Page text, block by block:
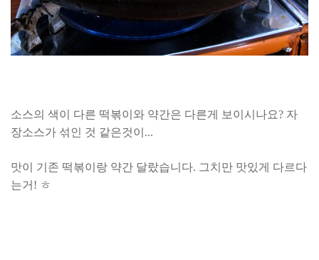
소스의 색이 다른 떡볶이와 약간은 다른게 보이시나요? 자
장소스가 섞인 것 같은것이...
맛이 기존 떡볶이랑 약간 달랐습니다. 그치만 맛있게 다르다
는거! ㅎ